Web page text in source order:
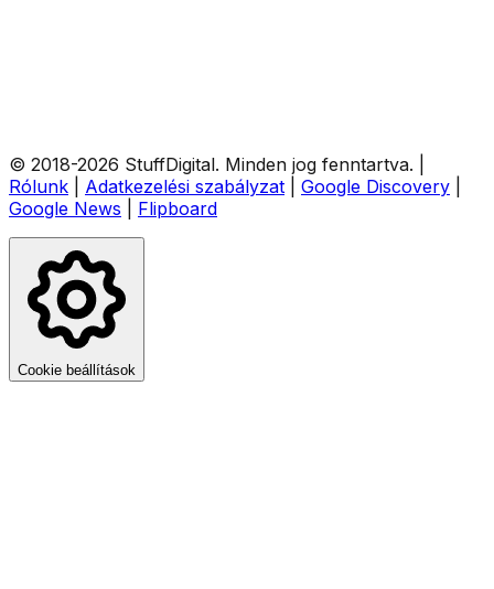
© 2018-2026 StuffDigital. Minden jog fenntartva.
Rólunk
Adatkezelési szabályzat Google Discovery
Google News
Flipboard
Cookie beállítások